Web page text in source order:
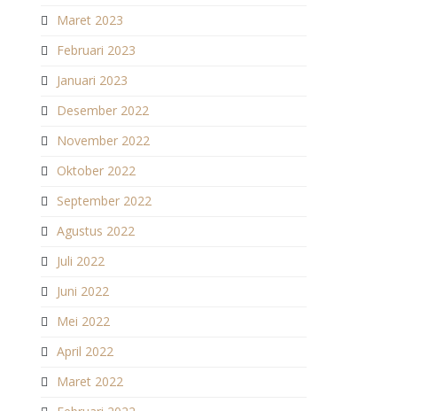
Maret 2023
Februari 2023
Januari 2023
Desember 2022
November 2022
Oktober 2022
September 2022
Agustus 2022
Juli 2022
Juni 2022
Mei 2022
April 2022
Maret 2022